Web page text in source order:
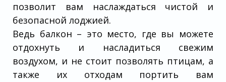
позволит вам наслаждаться чистой и
безопасной лоджией.
Ведь балкон – это место, где вы можете
отдохнуть и насладиться свежим
воздухом, и не стоит позволять птицам, а
также их отходам портить вам